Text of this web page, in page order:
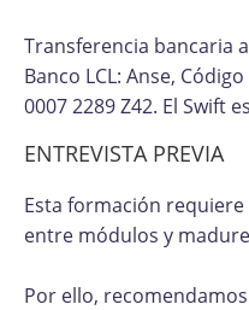
Transferencia bancaria
Banco LCL: Anse,
0007 2289 Z42. El Swift
ENTREVISTA PREVIA
Esta formación
entre módulos y
Por ello,